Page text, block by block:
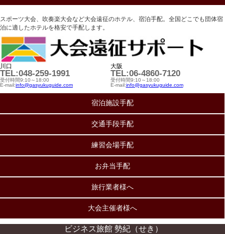
スポーツ大会、吹奏楽大会など大会遠征のホテル、宿泊手配。全国どこでも団体宿
泊に適したホテルを格安で手配します。
川口
TEL:048-259-1991
受付時間9:10～18:00
E-mail:info@gasyukuguide.com
大阪
TEL:06-4860-7120
受付時間9:10～18:00
E-mail:info@gasyukuguide.com
宿泊施設手配
交通手段手配
練習会場手配
お弁当手配
旅行業者様へ
大会主催者様へ
ビジネス旅館 勢紀（せき）